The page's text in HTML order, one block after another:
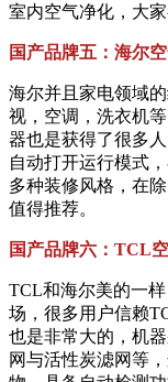
室内空气净化，大家
国产品牌五：海尔
海尔并且家电领域
视，空调，洗衣机
器也是获得了很多
自动打开运行模式
多种装修风格，在
值得推荐。
国产品牌六：TCL
TCL和海尔美的一
场，很多用户信赖
也是非常大的，机
网与活性炭滤网等